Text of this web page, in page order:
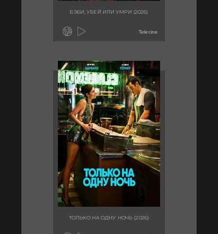
БЭБИ, УБЕЙ ИЛИ УМРИ (2026)
Telecine
ТОЛЬКО НА ОДНУ НОЧЬ (2026)